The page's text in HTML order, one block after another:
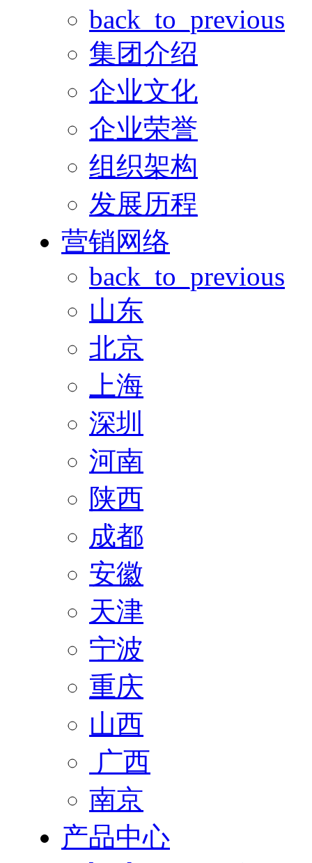
back_to_previous
集团介绍
企业文化
企业荣誉
组织架构
发展历程
营销网络
back_to_previous
山东
北京
上海
深圳
河南
陕西
成都
安徽
天津
宁波
重庆
山西
广西
南京
产品中心